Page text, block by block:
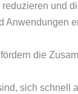
und
die
sich schnell